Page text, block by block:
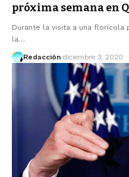
próxima semana en
Durante la visita a una
la…
Redacción diciembre 3, 2020